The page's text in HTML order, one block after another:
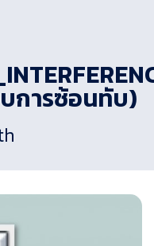
การซ้อนทับ)